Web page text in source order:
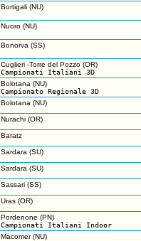
Bortigali (NU)
Nuoro (NU)
Bonorva (SS)
Cuglieri -Torre del Pozzo (OR)
Campionati Italiani 3D
Bolotana (NU)
Campionato Regionale 3D
Bolotana (NU)
Nurachi (OR)
Baratz
Sardara (SU)
Sardara (SU)
Sassari (SS)
Uras (OR)
Pordenone (PN)
Campionati Italiani Indoor
Macomer (NU)